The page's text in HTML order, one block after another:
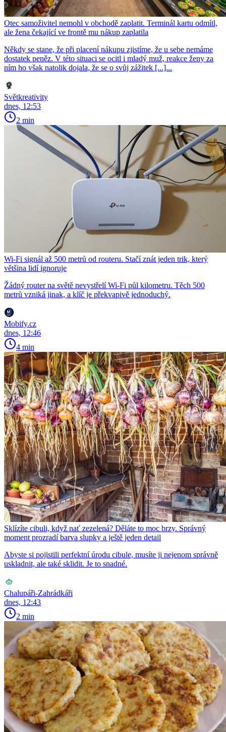
Otec samoživitel nemohl v obchodě zaplatit. Terminál kartu odmítl,
ale žena čekající ve frontě mu nákup zaplatila
Někdy se stane, že při placení nákupu zjistíme, že u sebe nemáme
dostatek peněz. V této situaci se ocitl i mladý muž, reakce ženy za
ním ho však natolik dojala, že se o svůj zážitek [...]...
Světkreativity
dnes, 12:53
2 min
Wi-Fi signál až 500 metrů od routeru. Stačí znát jeden trik, který
většina lidí ignoruje
Žádný router na světě nevystřelí Wi-Fi půl kilometru. Těch 500
metrů vzniká jinak, a klíč je překvapivě jednoduchý.
Mobify.cz
dnes, 12:46
4 min
Sklízíte cibuli, když nať zezelená? Děláte to moc brzy. Správný
moment prozradí barva slupky a ještě jeden detail
Abyste si pojistili perfektní úrodu cibule, musíte ji nejenom správně
uskladnit, ale také sklidit. Je to snadné.
Chalupáři-Zahrádkáři
dnes, 12:43
2 min